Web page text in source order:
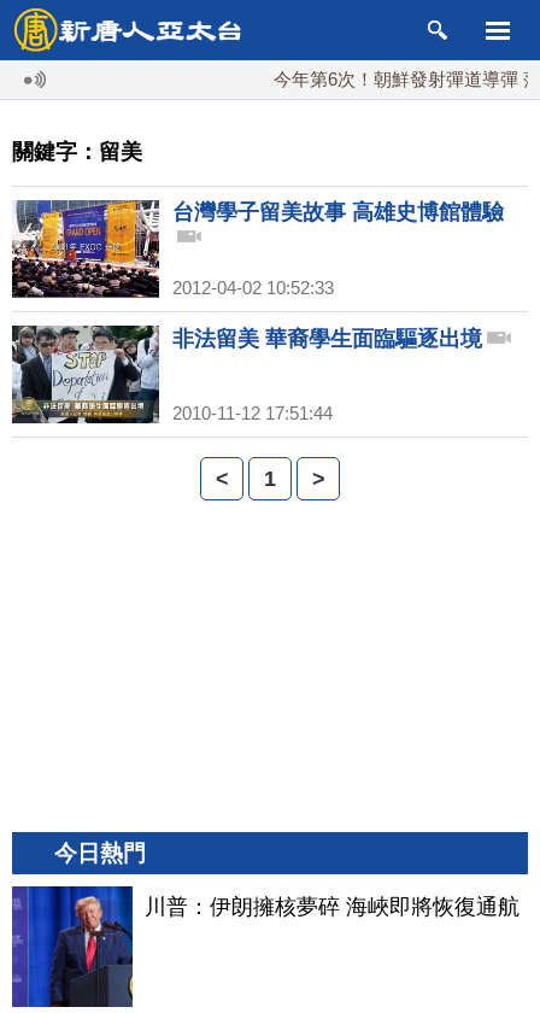
今年第6次！朝鮮發射彈道導彈 落
關鍵字：留美
台灣學子留美故事 高雄史博館體驗
2012-04-02 10:52:33
非法留美 華裔學生面臨驅逐出境
2010-11-12 17:51:44
< 1 >
今日熱門
川普：伊朗擁核夢碎 海峽即將恢復通航